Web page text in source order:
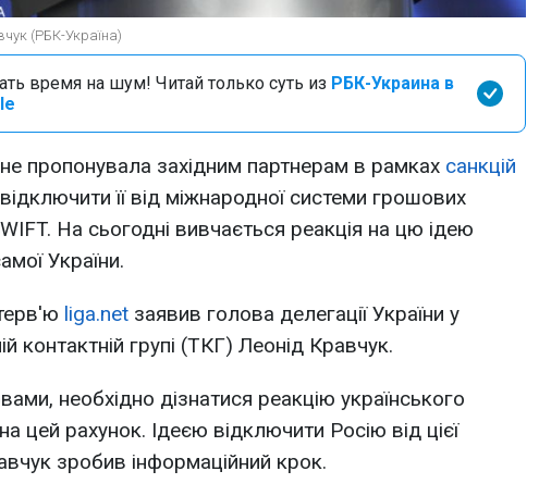
(РБК-Україна)
время на шум! Читай только суть из РБК-Украина в
пропонувала західним партнерам в рамках санкцій
її від міжнародної системи грошових
На сьогодні вивчається реакція на цю ідею
України.
liga.net заявив голова делегації України у
контактній групі (ТКГ) Леонід Кравчук.
необхідно дізнатися реакцію українського
цей рахунок. Ідеєю відключити Росію від цієї
зробив інформаційний крок.